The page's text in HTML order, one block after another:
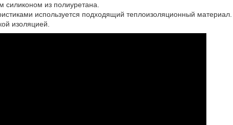
силиконом из полиуретана.
используется подходящий теплоизоляционный материал.
изоляцией.